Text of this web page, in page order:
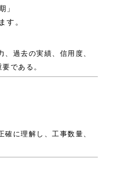
」
す。
過去の実績、信用度、
である。
に理解し、工事数量、